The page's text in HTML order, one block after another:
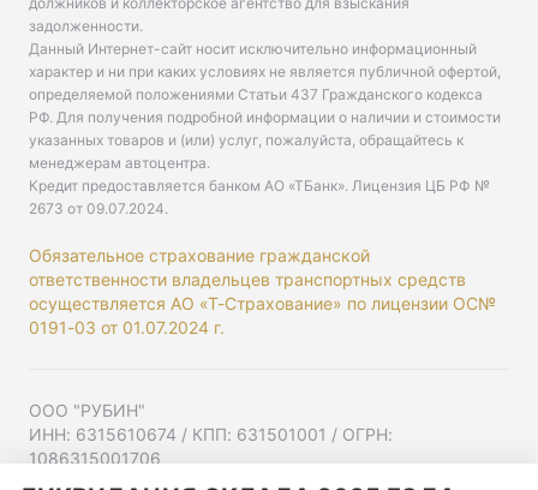
задолженности.
Данный Интернет-сайт носит исключительно информационный
характер и ни при каких условиях не является публичной офертой,
определяемой положениями Статьи 437 Гражданского кодекса
РФ. Для получения подробной информации о наличии и стоимости
указанных товаров и (или) услуг, пожалуйста, обращайтесь к
менеджерам автоцентра.
Кредит предоставляется банком АО «ТБанк». Лицензия ЦБ РФ №
2673 от 09.07.2024.
Обязательное страхование гражданской
ответственности владельцев транспортных средств
осуществляется АО «Т-Страхование» по лицензии ОС№
0191-03 от 01.07.2024 г.
ООО "РУБИН"
ИНН: 6315610674 / КПП: 631501001 / ОГРН:
1086315001706